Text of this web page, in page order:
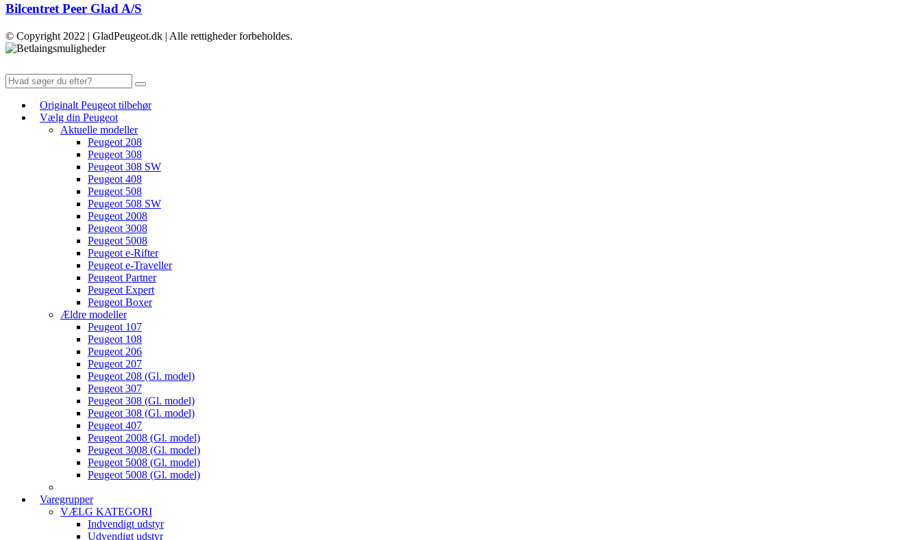
Bilcentret Peer Glad A/S
© Copyright 2022 | GladPeugeot.dk | Alle rettigheder forbeholdes.
Originalt Peugeot tilbehør
Vælg din Peugeot
Aktuelle modeller
Peugeot 208
Peugeot 308
Peugeot 308 SW
Peugeot 408
Peugeot 508
Peugeot 508 SW
Peugeot 2008
Peugeot 3008
Peugeot 5008
Peugeot e-Rifter
Peugeot e-Traveller
Peugeot Partner
Peugeot Expert
Peugeot Boxer
Ældre modeller
Peugeot 107
Peugeot 108
Peugeot 206
Peugeot 207
Peugeot 208 (Gl. model)
Peugeot 307
Peugeot 308 (Gl. model)
Peugeot 308 (Gl. model)
Peugeot 407
Peugeot 2008 (Gl. model)
Peugeot 3008 (Gl. model)
Peugeot 5008 (Gl. model)
Peugeot 5008 (Gl. model)
Varegrupper
VÆLG KATEGORI
Indvendigt udstyr
Udvendigt udstyr